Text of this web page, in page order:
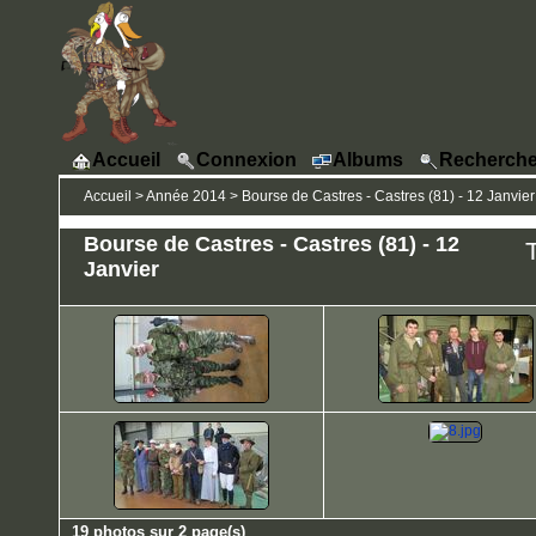
Accueil Connexion Albums
Accueil >Année 2014 > Bourse de Castres - Castres (81) - 12 Janvier
Bourse de Castres - Castres (81) - 12
Janvier
19 photos sur 2 page(s)